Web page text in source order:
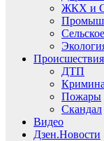
ЖКХ и
Происшествия
ДТП
Пожары
Скандал
Видео
Дзен.Новости